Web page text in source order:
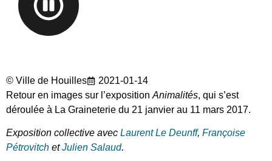
© Ville de Houilles
2021-01-14
Retour en images sur l’exposition Animalités, qui s’est
déroulée à La Graineterie du 21 janvier au 11 mars 2017.
Exposition collective avec Laurent Le Deunff, Françoise
Pétrovitch etJulien Salaud.